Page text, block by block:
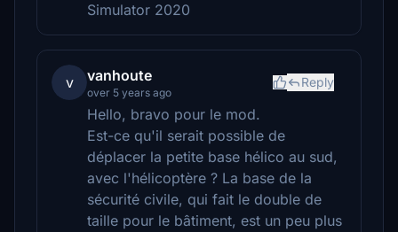
Simulator 2020
v vanhoute
over 5 years ago
Reply
Hello, bravo pour le mod.
Est-ce qu'il serait possible de
déplacer la petite base hélico au sud,
avec l'hélicoptère ? La base de la
sécurité civile, qui fait le double de
taille pour le bâtiment, est un peu plus